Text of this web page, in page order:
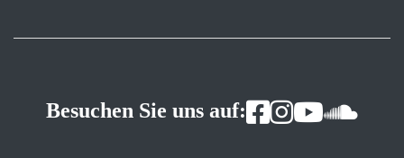
Besuchen Sie uns auf: